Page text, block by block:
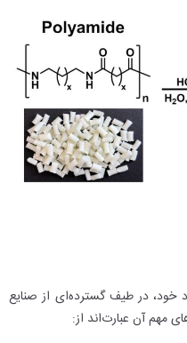
خود، در طیف گسترده‌ای از صنایع
مهم آن عبارت‌اند از: